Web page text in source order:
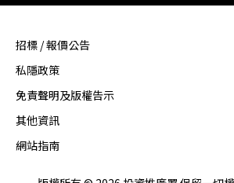
招標 / 報價公告
私隱政策
免責聲明及版權告示
其他資訊
網站指南